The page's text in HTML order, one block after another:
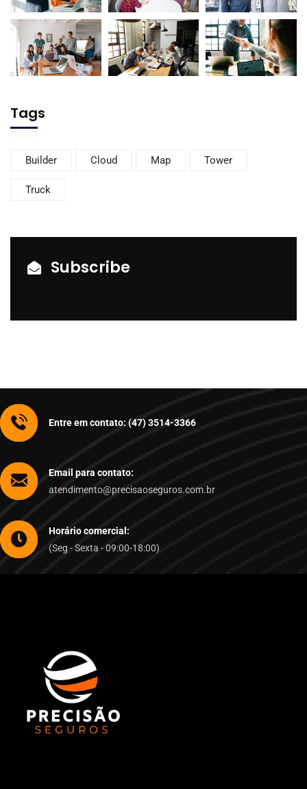
Tags
Builder Cloud Map Tower
Truck
Subscribe
Entre em contato: (47) 3514-3366
Email para contato:
atendimento@precisaoseguros.com.br
Horário comercial:
(Seg - Sexta - 09:00-18:00)